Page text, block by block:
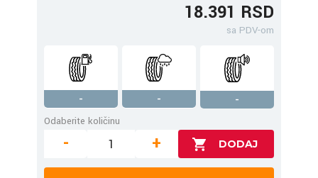
18.391 RSD
sa PDV-om
- -
-
Odaberite količinu
- +